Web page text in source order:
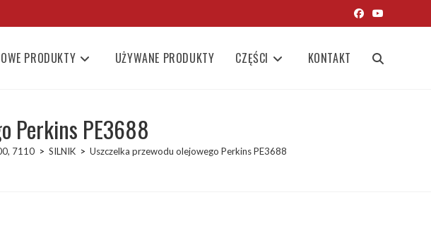
PRODUKTY UŻYWANE PRODUKTY CZĘŚCI KONTAKT TOGGLE
Perkins PE3688
7110 > SILNIK > Uszczelka przewodu olejowego Perkins PE3688